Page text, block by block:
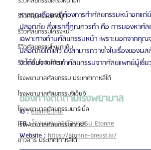
รีวิวศัลยกรรมแก้จมูก
รีวิวศัลยกรรมโครงหน้า
รีวิวศัลยกรรมโหนกแก้ม
รีวิวเกลี่ยไขมันใต้ตา
โรงพยาบาลศัลยกรรม ประเทศเกาหลีใต้
โรงพยาบาลศัลยกรรมจีเอ็นจี
โรงพยาบาลศัลยกรรมมาร์เบิ้ล
โรงพยาบาลศัลยกรรมเกาหลี
ข่าวสาร ประเทศเกาหลีใต้
หากคุณคือคนที่ต้องการทำศัลยกรรมหน้าอกแต่ยั
ปลอดภัย สิ่งแรกที่คุณควรทำ คือ การมองหาศั
เฉพาะทางด้านศัลยกรรมหน้า เพราะนอกจากคุณจ
ปลอดภัยได้แล้ว ยังสามารถวางใจในเรื่องของ
จะได้รับจากการทำศัลยกรรมจากศัลยแพทย์ผู้เชี่
ช่องทางติดตามโรงพยาบาล
IG : etonne.thai
FB : โรงพยาบาลศัลยกรรม Etonne
Website : https://etonne-breast.kr/